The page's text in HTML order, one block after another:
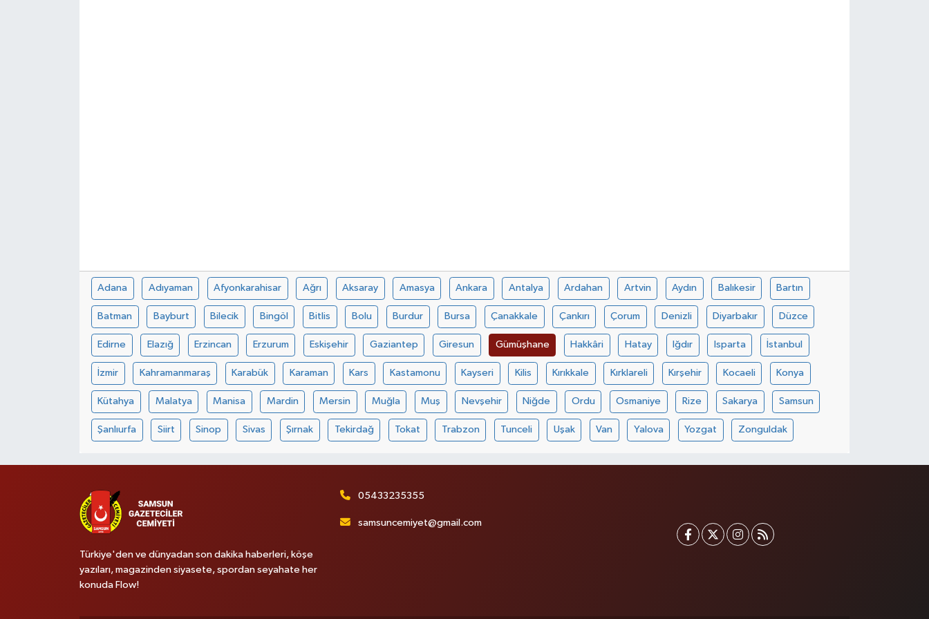
Adana Adıyaman Afyonkarahisar Ağrı Aksaray Amasya Ankara Antalya Ardahan Artvin Aydın Balıkesir Bartın
Batman Bayburt Bilecik Bingöl Bitlis Bolu Burdur Bursa Çanakkale Çankırı Çorum Denizli Diyarbakır Düzce
Edirne Elazığ Erzincan Erzurum Eskişehir Gaziantep Giresun Gümüşhane Hakkâri Hatay Iğdır Isparta İstanbul
İzmir Kahramanmaraş Karabük Karaman Kars Kastamonu Kayseri Kilis Kırıkkale Kırklareli Kırşehir Kocaeli Konya
Kütahya Malatya Manisa Mardin Mersin Muğla Muş Nevşehir Niğde Ordu Osmaniye Rize Sakarya Samsun
Şanlıurfa Siirt Sinop Sivas Şırnak Tekirdağ Tokat Trabzon Tunceli Uşak Van Yalova Yozgat Zonguldak
Türkiye'den ve dünyadan son dakika haberleri, köşe
yazıları, magazinden siyasete, spordan seyahate her
konuda Flow!
05433235355
samsuncemiyet@gmail.com